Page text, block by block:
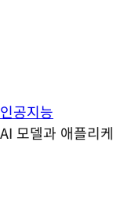
인공지능
AI 모델과 애플리